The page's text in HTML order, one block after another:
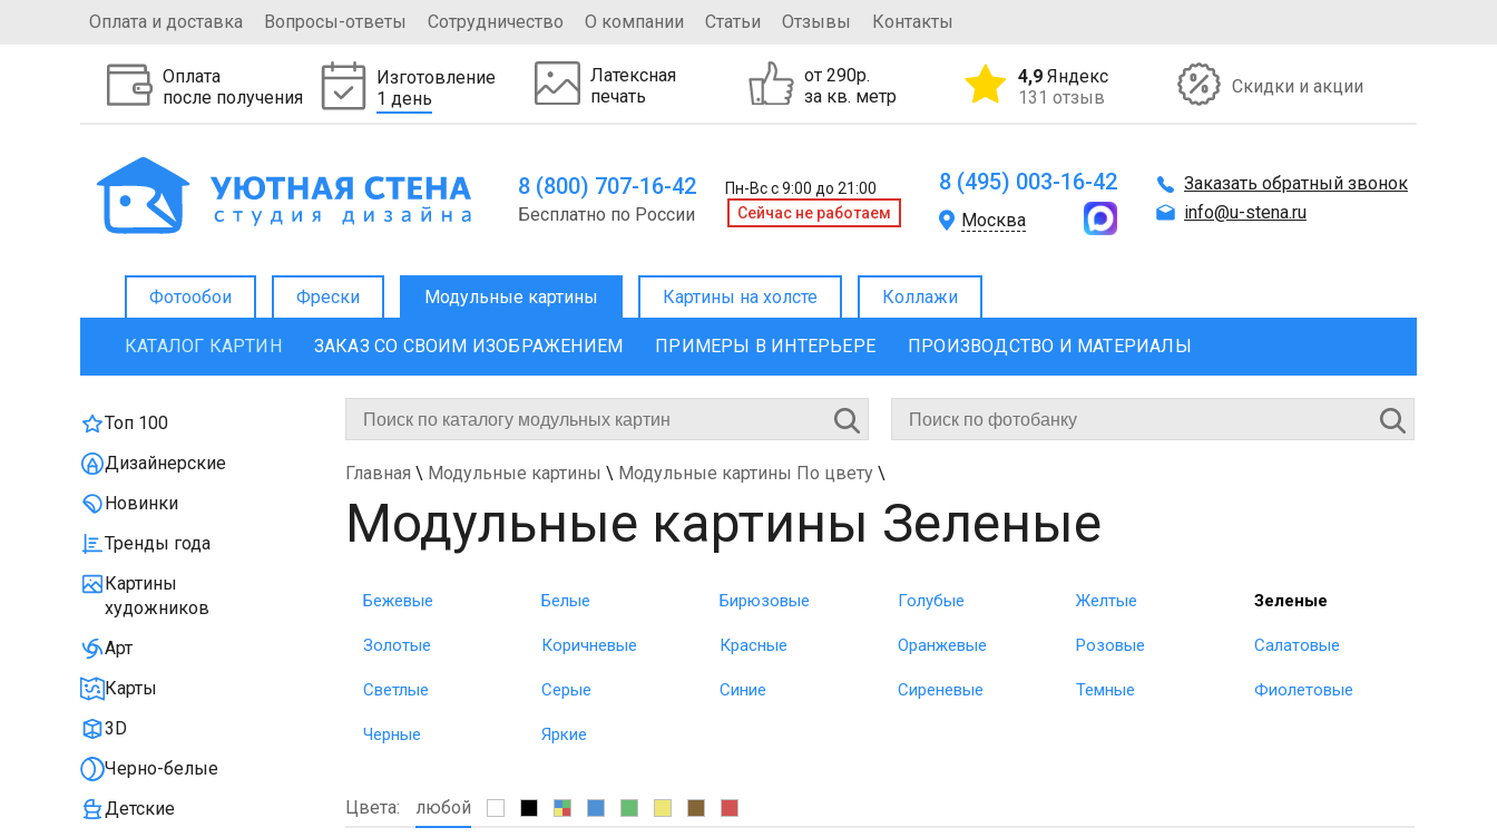
Оплата и доставка Вопросы-ответы Сотрудничество О компании Статьи Отзывы Контакты
Оплата
после получения
Изготовление
1 день
Латексная
печать
от 290р.
за кв. метр
4,9 Яндекс
131 отзыв
Скидки и акции
8 (800) 707-16-42 Пн-Вс с 9:00 до 21:00
Бесплатно по России Cейчас не работаем
8 (495) 003-16-42
Москва
Заказать обратный звонок
info@u-stena.ru
Фотообои Фрески Модульные картины Картины на холсте Коллажи
КАТАЛОГ КАРТИН ЗАКАЗ СО СВОИМ ИЗОБРАЖЕНИЕМ ПРИМЕРЫ В ИНТЕРЬЕРЕ ПРОИЗВОДСТВО И МАТЕРИАЛЫ
Топ 100
Дизайнерские
Новинки
Тренды года
Картины
художников
Арт
Карты
3D
Черно-белые
Детские
Главная \ Модульные картины \ Модульные картины По цвету \
Модульные картины Зеленые
Бежевые Белые Бирюзовые Голубые Желтые Зеленые
Золотые Коричневые Красные Оранжевые Розовые Салатовые
Светлые Серые Синие Сиреневые Темные Фиолетовые
Черные Яркие
Цвета: любой